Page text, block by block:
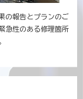
の報告とプランのご
急性のある修理箇所